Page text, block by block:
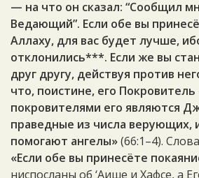
— на что он сказал: “Сообщил
Ведающий”. Если обе вы
Аллаху, для вас будет лучше,
отклонились***. Если же вы
друг другу, действуя против
что, поистине, его
покровителями его являются
праведные из числа верующих,
помогают ангелы»(66:1–4).
«Если обе вы принесёте
ниспосланы об ‘Аише и Хафсе, а